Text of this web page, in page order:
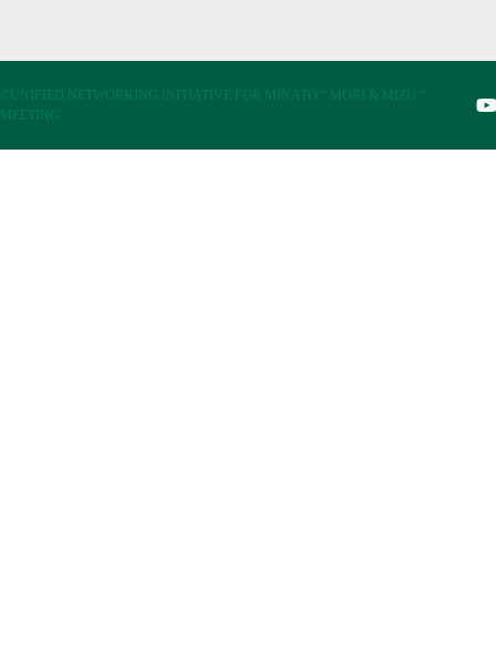
©UNIFIED NETWORKING INITIATIVE FOR MINATO “ MORI & MIZU “
MEETING